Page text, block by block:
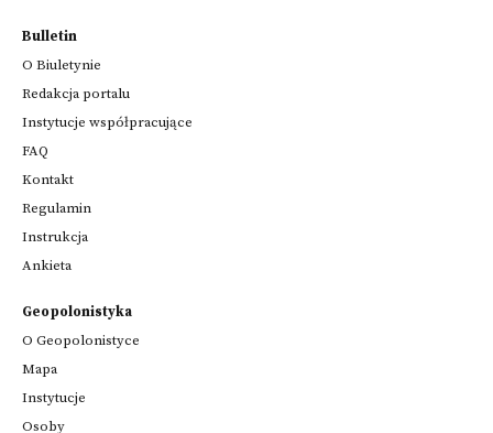
Bulletin
O Biuletynie
Redakcja portalu
Instytucje współpracujące
FAQ
Kontakt
Regulamin
Instrukcja
Ankieta
Geopolonistyka
O Geopolonistyce
Mapa
Instytucje
Osoby